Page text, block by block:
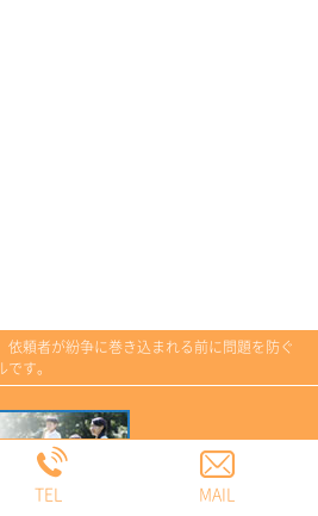
頼者が紛争に巻き込まれる前に問題を防ぐ
す。
TEL MAIL